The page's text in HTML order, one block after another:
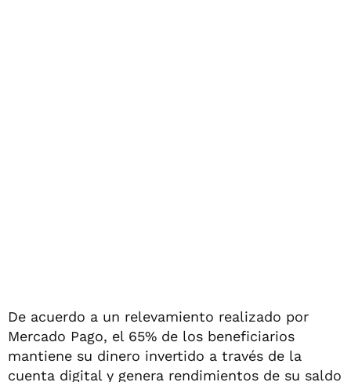
De acuerdo a un relevamiento realizado por
Mercado Pago, el 65% de los beneficiarios
mantiene su dinero invertido a través de la
cuenta digital y genera rendimientos de su saldo